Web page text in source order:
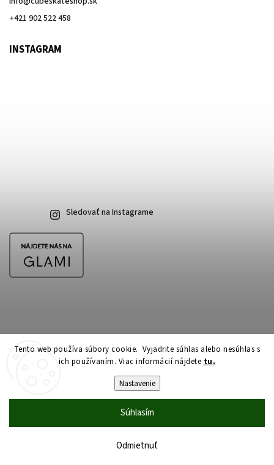
Tento web používa súbory cookie. Vyjadrite súhlas alebo nesúhlas s
ich používaním. Viac informácií nájdete tu.
Nastavenie
Odmietnuť
Súhlasím
+421 902 522 458
INSTAGRAM
Sledovať na Instagrame
Copyright 2026CubeSkateshop.sk. Všetky práva vyhradené.
Upraviť nastavenie cookies
Shoptet| Design